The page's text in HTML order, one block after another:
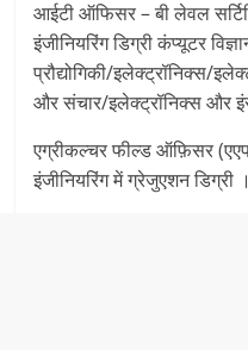
आईटी ऑफिसर – बी लेवल
इंजीनियरिंग डिग्री कंप्यूटर
प्रौद्योगिकी/इलेक्ट्रॉनिक्स/
और संचार/इलेक्ट्रॉनिक्स और
एग्रीकल्चर फील्ड ऑफ़िसर
इंजीनियरिंग में ग्रेजुएशन डिग्री ।